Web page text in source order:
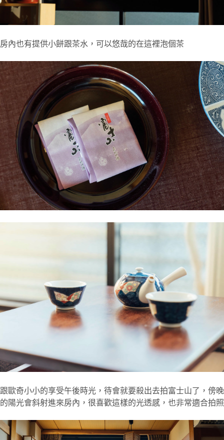
房內也有提供小餅跟茶水，可以悠哉的在這裡泡個茶
跟歐奇小小的享受午後時光，待會就要殺出去拍富士山了，傍晚
的陽光會斜射進來房內，很喜歡這樣的光透感，也非常適合拍照